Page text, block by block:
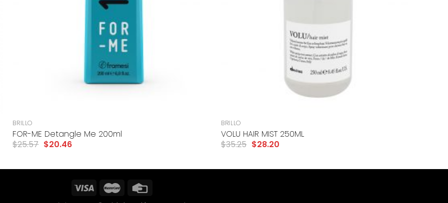
BRILLO
FOR-ME Detangle Me 200ml
$25.57 $20.46
BRILLO
VOLU HAIR MIST 250ML
$35.25 $28.20